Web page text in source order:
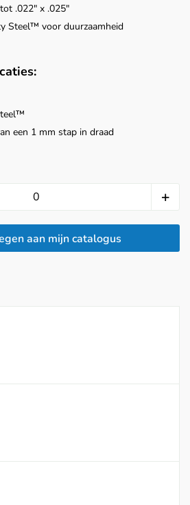
.022" x .025"
Steel™ voor duurzaamheid
een 1 mm stap in draad
aan mijn catalogus